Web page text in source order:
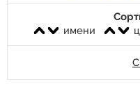
имени